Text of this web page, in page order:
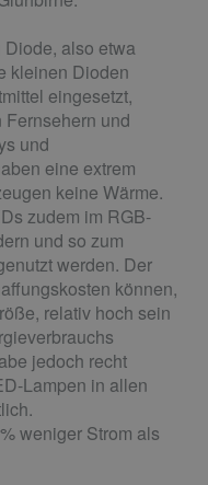
Diode, also etwa
kleinen Dioden
eingesetzt,
und
und
eine extrem
keine Wärme.
zudem im RGB-
und so zum
werden. Der
können,
relativ hoch sein
jedoch recht
Lampen in allen
weniger Strom als